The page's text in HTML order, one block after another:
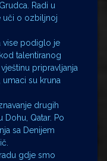
Radi u
uči o ozbiljnoj
vise podiglo je
talentiranog
pripravljanja
umaci su kruna
drugih
Dohu, Qatar. Po
sa Denijem
gdje smo